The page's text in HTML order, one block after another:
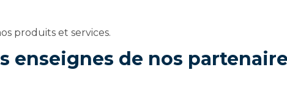
produits et services.
enseignes de nos